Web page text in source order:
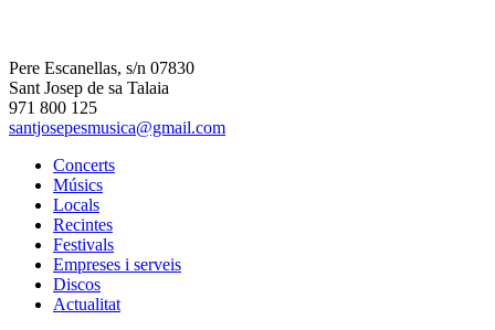
Pere Escanellas, s/n 07830
Sant Josep de sa Talaia
971 800 125
santjosepesmusica@gmail.com
Concerts
Músics
Locals
Recintes
Festivals
Empreses i serveis
Discos
Actualitat